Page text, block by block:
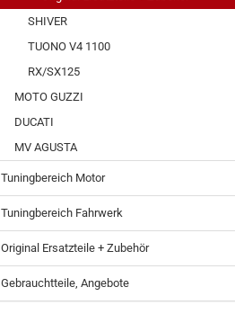
SHIVER
TUONO V4 1100
RX/SX125
MOTO GUZZI
DUCATI
MV AGUSTA
Tuningbereich Motor
Tuningbereich Fahrwerk
Original Ersatzteile + Zubehör
Gebrauchtteile, Angebote